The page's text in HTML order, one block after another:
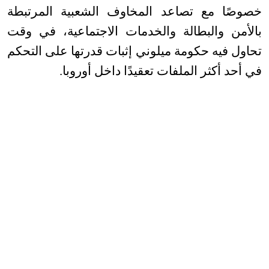
خصوصًا مع تصاعد المخاوف الشعبية المرتبطة
بالأمن والبطالة والخدمات الاجتماعية، في وقت
تحاول فيه حكومة ميلوني إثبات قدرتها على التحكم
في أحد أكثر الملفات تعقيدًا داخل أوروبا.